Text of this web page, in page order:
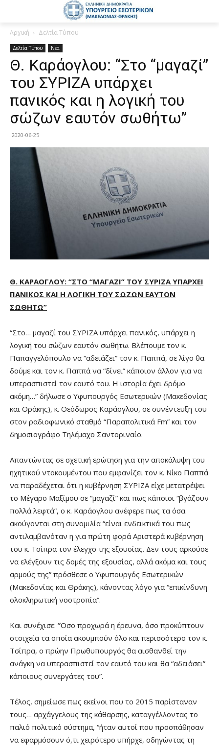
Αρχική Δελτία Τύπου
Δελτία Τύπου Νέα
Θ. Καράογλου: “Στο “μαγαζί”
του ΣΥΡΙΖΑ υπάρχει
πανικός και η λογική του
σώζων εαυτόν σωθήτω”
2020-06-25
Θ. ΚΑΡΑΟΓΛΟΥ: “ΣΤΟ “ΜΑΓΑΖΙ” ΤΟΥ ΣΥΡΙΖΑ ΥΠΑΡΧΕΙ
ΠΑΝΙΚΟΣ ΚΑΙ Η ΛΟΓΙΚΗ ΤΟΥ ΣΩΖΩΝ ΕΑΥΤΟΝ
ΣΩΘΗΤΩ”
“Στο… μαγαζί του ΣΥΡΙΖΑ υπάρχει πανικός, υπάρχει η
λογική του σώζων εαυτόν σωθήτω. Βλέπουμε τον κ.
Παπαγγελόπουλο να “αδειάζει” τον κ. Παππά, σε λίγο θα
δούμε και τον κ. Παππά να “δίνει” κάποιον άλλον για να
υπερασπιστεί τον εαυτό του. Η ιστορία έχει δρόμο
ακόμη…” δήλωσε ο Υφυπουργός Εσωτερικών (Μακεδονίας
και Θράκης), κ. Θεόδωρος Καράογλου, σε συνέντευξη του
στον ραδιοφωνικό σταθμό “Παραπολιτικά Fm” και τον
δημοσιογράφο Τηλέμαχο Σαντοριναίο.
Απαντώντας σε σχετική ερώτηση για την αποκάλυψη του
ηχητικού ντοκουμέντου που εμφανίζει τον κ. Νίκο Παππά
να παραδέχεται ότι η κυβέρνηση ΣΥΡΙΖΑ είχε μετατρέψει
το Μέγαρο Μαξίμου σε “μαγαζί” και πως κάποιοι “βγάζουν
πολλά λεφτά”, ο κ. Καράογλου ανέφερε πως τα όσα
ακούγονται στη συνομιλία “είναι ενδεικτικά του πως
αντιλαμβανόταν η για πρώτη φορά Αριστερά κυβέρνηση
του κ. Τσίπρα τον έλεγχο της εξουσίας. Δεν τους αρκούσε
να ελέγξουν τις δομές της εξουσίας, αλλά ακόμα και τους
αρμούς της” πρόσθεσε ο Υφυπουργός Εσωτερικών
(Μακεδονίας και Θράκης), κάνοντας λόγο για “επικίνδυνη
ολοκληρωτική νοοτροπία”.
Και συνέχισε: “Όσο προχωρά η έρευνα, όσο προκύπτουν
στοιχεία τα οποία ακουμπούν όλο και περισσότερο τον κ.
Τσίπρα, ο πρώην Πρωθυπουργός θα αισθανθεί την
ανάγκη να υπερασπιστεί τον εαυτό του και θα “αδειάσει”
κάποιους συνεργάτες του”.
Τέλος, σημείωσε πως εκείνοι που το 2015 παρίσταναν
τους… αρχάγγελους της κάθαρσης, καταγγέλλοντας το
παλιό πολιτικό σύστημα, “ήταν αυτοί που προσπάθησαν
να εφαρμόσουν ό,τι χειρότερο υπήρχε, οδηγώντας τη